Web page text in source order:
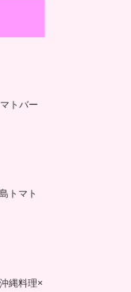
トバー
トマト
縄料理×